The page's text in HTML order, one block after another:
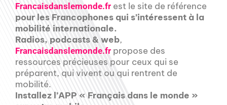
Francaisdanslemonde.fr est le site de référence
pour les Francophones qui s’intéressent à la
mobilité internationale.
Radios, podcasts & web,
Francaisdanslemonde.fr propose des
ressources précieuses pour ceux qui se
préparent, qui vivent ou qui rentrent de
mobilité.
Installez l’APP « Français dans le monde »